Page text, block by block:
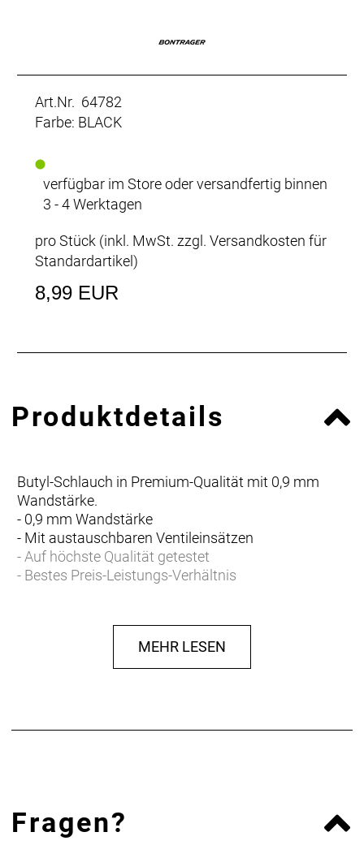
Art.Nr. 64782
Farbe: BLACK
verfügbar im Store oder versandfertig binnen
3 - 4 Werktagen
pro Stück (inkl. MwSt. zzgl. Versandkosten für
Standardartikel)
8,99 EUR
Produktdetails
Butyl-Schlauch in Premium-Qualität mit 0,9 mm
Wandstärke.
- 0,9 mm Wandstärke
- Mit austauschbaren Ventileinsätzen
- Auf höchste Qualität getestet
- Bestes Preis-Leistungs-Verhältnis
MEHR LESEN
Fragen?